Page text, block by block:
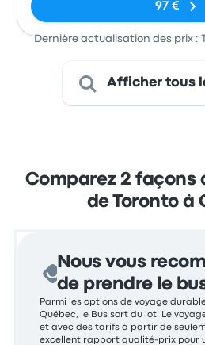
97 €
Dernière actualisation des prix :
Afficher tous
Comparez 2 façons
de Toronto à
Nous vous
de prendre le
Parmi les options de voyage
Québec, le Bus sort du lot. Le
et avec des tarifs à partir de
excellent rapport qualité-prix pour